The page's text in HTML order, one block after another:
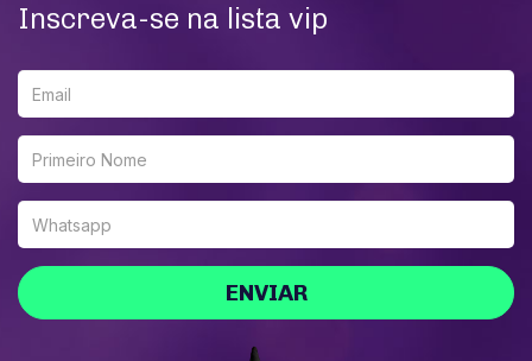
Inscreva-se na lista vip
ENVIAR